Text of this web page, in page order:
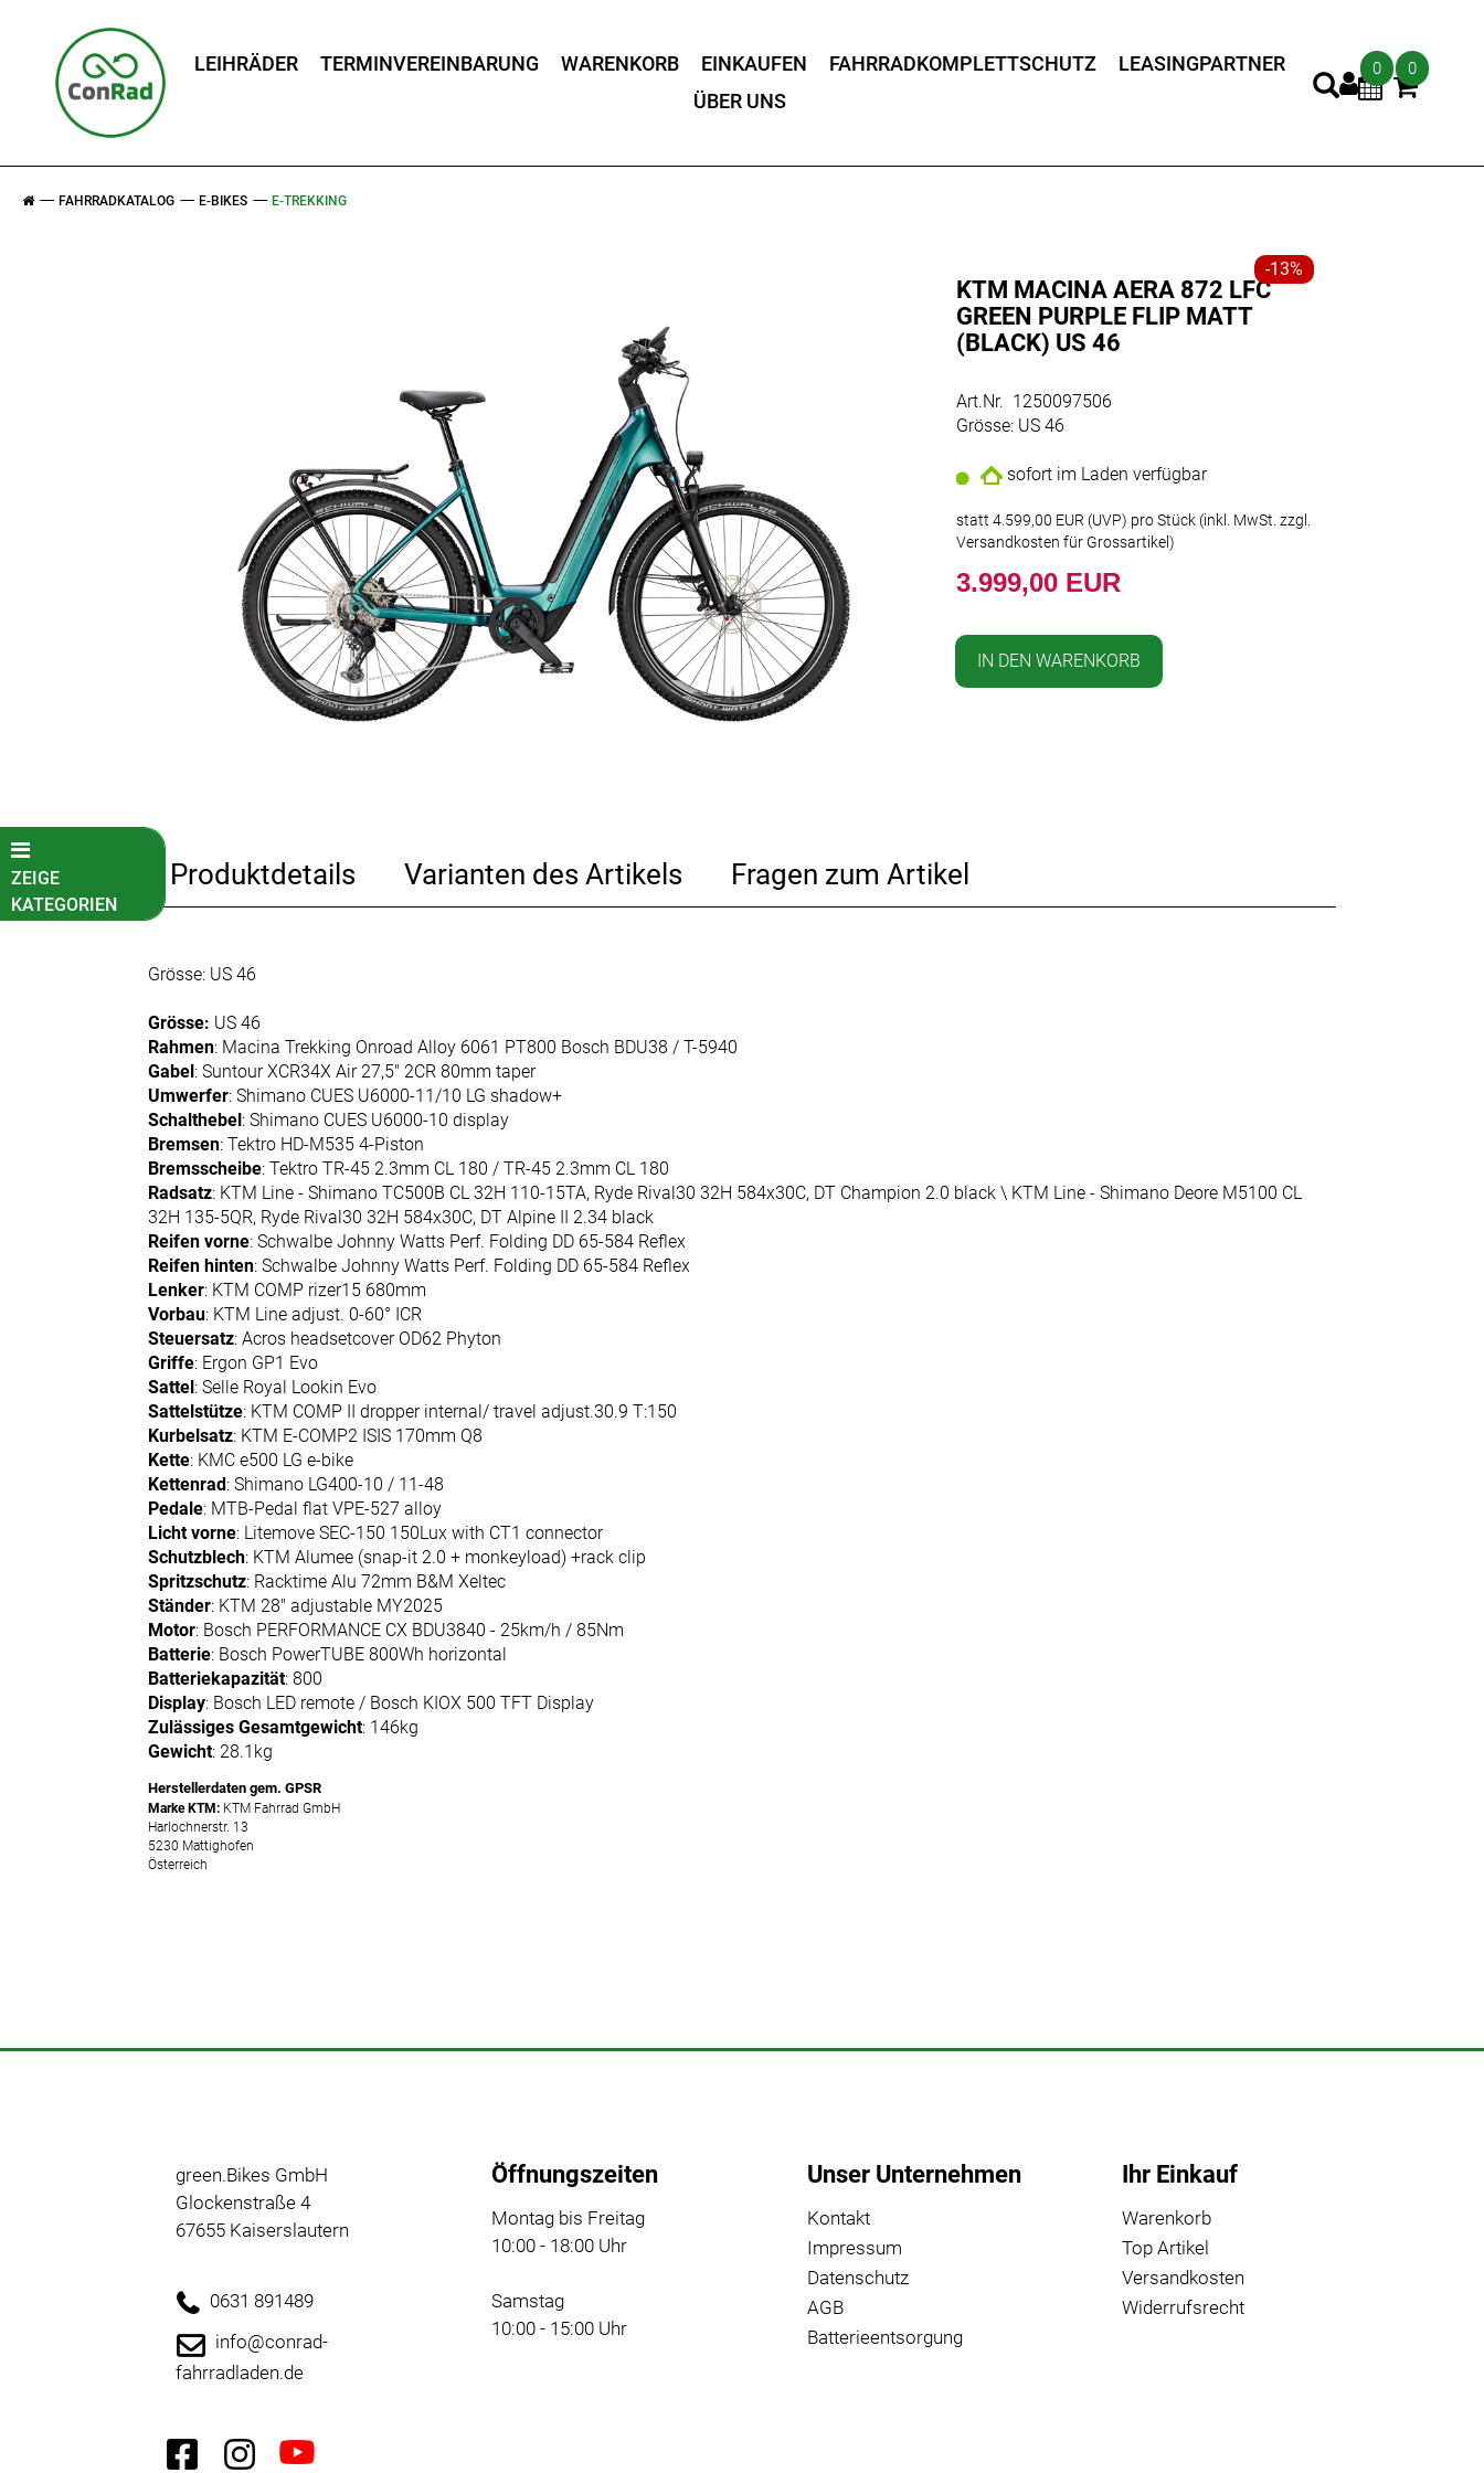
LEIHRÄDER TERMINVEREINBARUNG WARENKORB EINKAUFEN FAHRRADKOMPLETTSCHUTZ
LEASINGPARTNER
ÜBER UNS
0 0
FAHRRADKATALOG E-BIKES E-TREKKING
ZEIGE
KATEGORIEN
Jugendfahrräder
-13%
KTM MACINA AERA 872 LFC
GREEN PURPLE FLIP MATT
(BLACK) US 46
Art.Nr. 1250097506
Grösse: US 46
sofort im Laden verfügbar
statt4.599,00 EUR (UVP) pro Stück (inkl. MwSt. zzgl.
Versandkosten für Grossartikel)
3.999,00 EUR
IN DEN WARENKORB
Produktdetails Varianten des Artikels Fragen zum Artikel
Grösse: US 46
Grösse: US 46
Rahmen: Macina Trekking Onroad Alloy 6061 PT800 Bosch BDU38 / T-5940
Gabel: Suntour XCR34X Air 27,5" 2CR 80mm taper
Umwerfer: Shimano CUES U6000-11/10 LG shadow+
Schalthebel: Shimano CUES U6000-10 display
Bremsen: Tektro HD-M535 4-Piston
Bremsscheibe: Tektro TR-45 2.3mm CL 180 / TR-45 2.3mm CL 180
Radsatz: KTM Line - Shimano TC500B CL 32H 110-15TA, Ryde Rival30 32H 584x30C, DT Champion 2.0 black \ KTM Line - Shimano Deore M5100 CL
32H 135-5QR, Ryde Rival30 32H 584x30C, DT Alpine II 2.34 black
Reifen vorne: Schwalbe Johnny Watts Perf. Folding DD 65-584 Reflex
Reifen hinten: Schwalbe Johnny Watts Perf. Folding DD 65-584 Reflex
Lenker: KTM COMP rizer15 680mm
Vorbau: KTM Line adjust. 0-60° ICR
Steuersatz: Acros headsetcover OD62 Phyton
Griffe: Ergon GP1 Evo
Sattel: Selle Royal Lookin Evo
Sattelstütze: KTM COMP II dropper internal/ travel adjust.30.9 T:150
Kurbelsatz: KTM E-COMP2 ISIS 170mm Q8
Kette: KMC e500 LG e-bike
Kettenrad: Shimano LG400-10 / 11-48
Pedale: MTB-Pedal flat VPE-527 alloy
Licht vorne: Litemove SEC-150 150Lux with CT1 connector
Schutzblech: KTM Alumee (snap-it 2.0 + monkeyload) +rack clip
Spritzschutz: Racktime Alu 72mm B&M Xeltec
Ständer: KTM 28" adjustable MY2025
Motor: Bosch PERFORMANCE CX BDU3840 - 25km/h / 85Nm
Batterie: Bosch PowerTUBE 800Wh horizontal
Batteriekapazität: 800
Display: Bosch LED remote / Bosch KIOX 500 TFT Display
Zulässiges Gesamtgewicht: 146kg
Gewicht: 28.1kg
Herstellerdaten gem. GPSR
Marke KTM: KTM Fahrrad GmbH
Harlochnerstr. 13
5230 Mattighofen
Österreich
green.Bikes GmbH
Glockenstraße 4
67655 Kaiserslautern
0631 891489
info@conrad-
fahrradladen.de
Öffnungszeiten
Montag bis Freitag
10:00 - 18:00 Uhr
Samstag
10:00 - 15:00 Uhr
Unser Unternehmen
Kontakt
Impressum
Datenschutz
AGB
Batterieentsorgung
Ihr Einkauf
Warenkorb
Top Artikel
Versandkosten
Widerrufsrecht